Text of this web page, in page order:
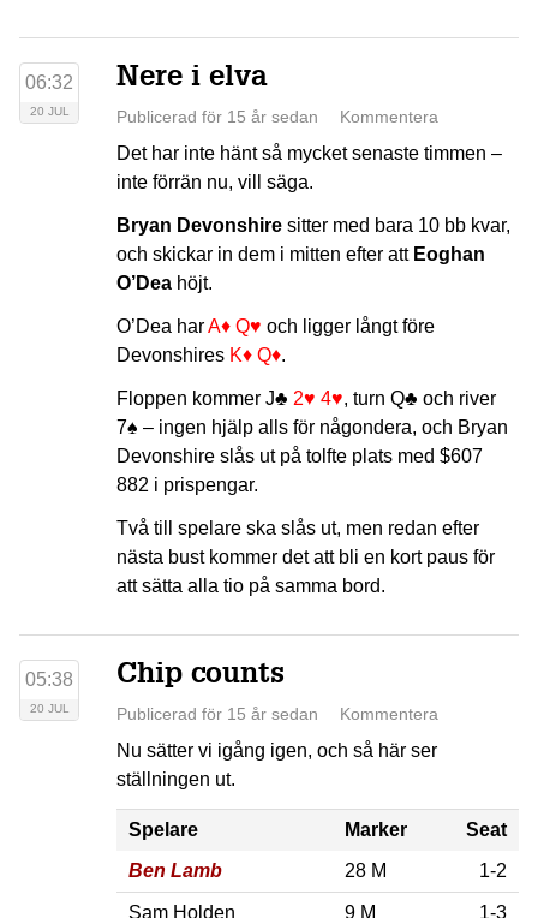
06:32
20 JUL
Nere i elva
Publicerad för 15 år sedan Kommentera
Det har inte hänt så mycket senaste timmen –
inte förrän nu, vill säga.
Bryan Devonshiresitter med bara 10 bb kvar,
och skickar in dem i mitten efter att Eoghan
O’Deahöjt.
O’Dea harA♦ Q♥ och ligger långt före
Devonshires K♦ Q♦.
Floppen kommer J♣ 2♥ 4♥, turn Q♣ och river
7♠ – ingen hjälp alls för någondera, och Bryan
Devonshire slås ut på tolfte plats med $607
882 i prispengar.
Två till spelare ska slås ut, men redan efter
nästa bust kommer det att bli en kort paus för
att sätta alla tio på samma bord.
05:38
20 JUL
Chip counts
Publicerad för 15 år sedan Kommentera
Nu sätter vi igång igen, och så här ser
ställningen ut.
Spelare Marker
Seat
Ben Lamb
28 M 1-2
Sam Holden 9 M 1-3